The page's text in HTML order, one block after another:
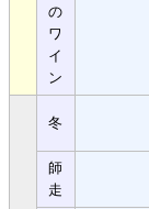
の
ワ
イ
ン
冬
師
走